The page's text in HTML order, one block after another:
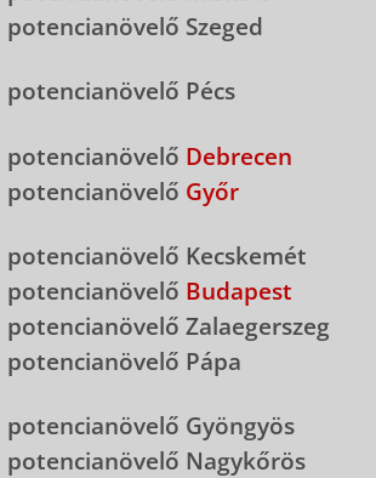
potencianövelő Szeged
potencianövelő Pécs
potencianövelő Debrecen
potencianövelő Győr
potencianövelő Kecskemét
potencianövelő Budapest
potencianövelő Zalaegerszeg
potencianövelő Pápa
potencianövelő Gyöngyös
potencianövelő Nagykőrös